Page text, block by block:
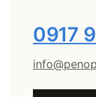
0917